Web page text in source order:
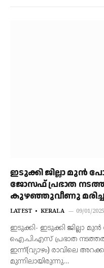
ഇടുക്കി ജില്ലാ മുൻ
ജോസഫ് പ്രഭാത
കുഴഞ്ഞുവീണു
LATEST KERALA 09/01/2025
ഇടുക്കി- ഇടുക്കി ജില്ലാ
ഐ.പി.എസ് പ്രഭാത
ഇന്ന്(വ്യാഴം) രാവിലെ
മുന്നിലായിരുന്നു…